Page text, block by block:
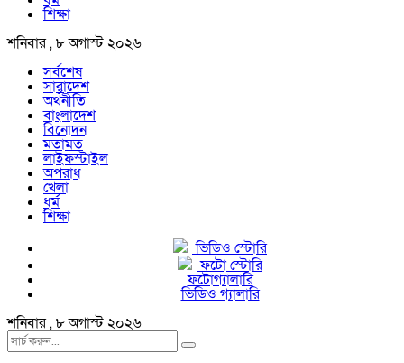
শিক্ষা
শনিবার , ৮ অগাস্ট ২০২৬
সর্বশেষ
সারাদেশ
অর্থনীতি
বাংলাদেশ
বিনোদন
মতামত
লাইফস্টাইল
অপরাধ
খেলা
ধর্ম
শিক্ষা
ভিডিও স্টোরি
ফটো স্টোরি
ফটোগ্যালারি
ভিডিও গ্যালারি
শনিবার , ৮ অগাস্ট ২০২৬